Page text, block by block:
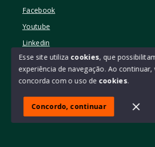
Facebook
Youtube
Linkedin
© Copyright 2026 - Elo11 consultoria
SITE PARA IMOBILIARIA
Esse site utiliza cookies, que
experiência de navegação. Ao continuar,
concorda com o uso de cookies.
Concordo, continuar